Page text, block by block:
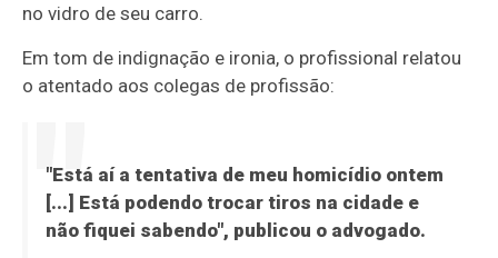
no vidro de seu carro.
Em tom de indignação e ironia, o profissional relatou
o atentado aos colegas de profissão:
"Está aí a tentativa de meu homicídio ontem
[...] Está podendo trocar tiros na cidade e
não fiquei sabendo", publicou o advogado.